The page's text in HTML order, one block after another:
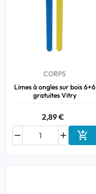
CORPS
Limes à ongles sur bois 6+6
gratuites Vitry
2,89 €

 